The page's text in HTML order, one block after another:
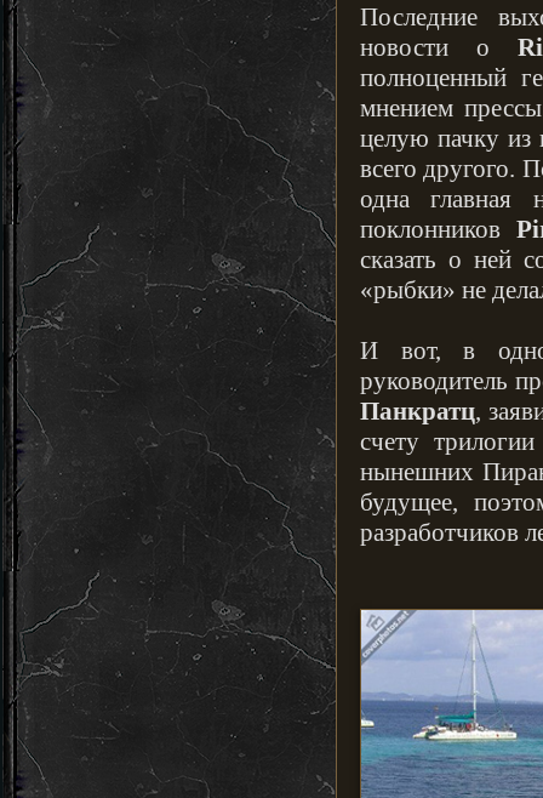
Последние
новости о
полноценный
мнением
целую пачку из
всего другого.
одна главная
поклонников
сказать о ней
«рыбки» не
И вот, в
руководитель
Панкратц,
счету
нынешних
будущее,
разработчиков